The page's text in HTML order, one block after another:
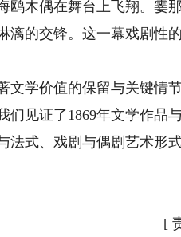
鸥木偶在舞台上飞翔。霎
漓的交锋。这一幕戏剧性
学价值的保留与关键情
见证了1869年文学作品
法式、戏剧与偶剧艺术形
[